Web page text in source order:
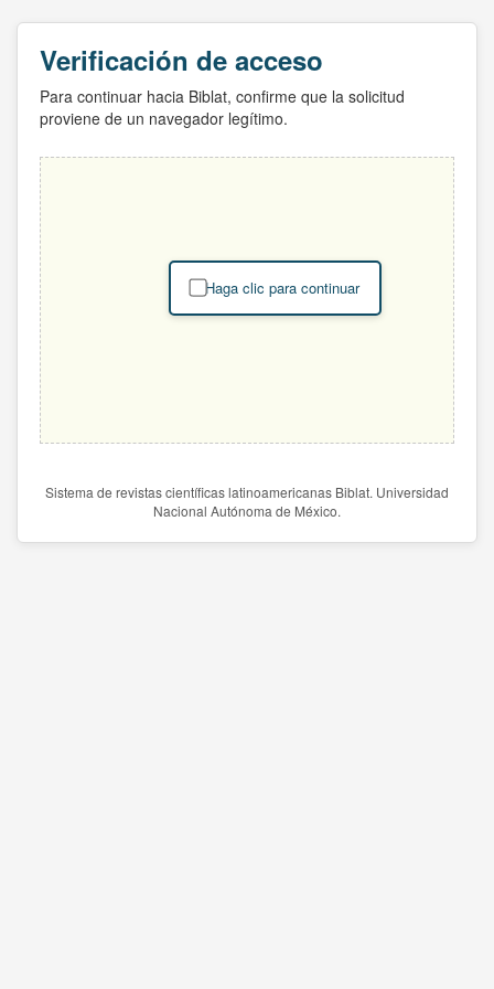
Verificación de acceso
Para continuar hacia Biblat, confirme que la solicitud
proviene de un navegador legítimo.
Haga clic para continuar
Sistema de revistas científicas latinoamericanas Biblat. Universidad
Nacional Autónoma de México.